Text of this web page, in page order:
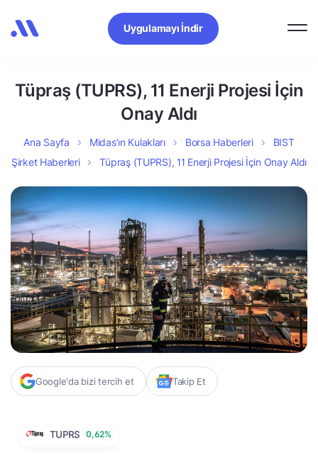
Uygulamayı İndir
Tüpraş (TUPRS), 11 Enerji Projesi İçin
Onay Aldı
Ana Sayfa Midas’ın Kulakları Borsa Haberleri
BIST
Şirket Haberleri
Tüpraş (TUPRS), 11 Enerji Projesi İçin Onay Aldı
Google'da bizi tercih et Takip Et
TUPRS 0,62%